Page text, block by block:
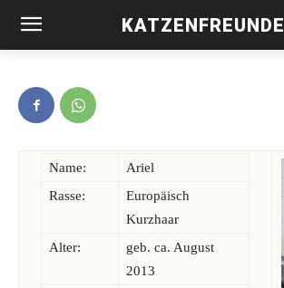
KATZENFREUNDE
Ariel -vermittelt-
Name:
Ariel
Rasse:
Europäisch
Kurzhaar
Alter:
geb. ca. August
2013